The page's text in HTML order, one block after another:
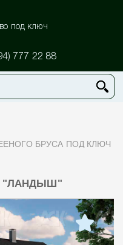
под ключ
777 22 88
БРУСА ПОД КЛЮЧ
"ЛАНДЫШ"